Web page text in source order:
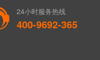
24小时服务热线
400-9692-365